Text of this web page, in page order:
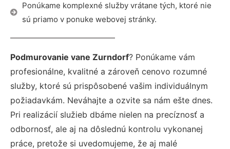
Ponúkame komplexné služby vrátane tých, ktoré nie
sú priamo v ponuke webovej stránky.
Podmurovanie vane Zurndorf? Ponúkame vám
profesionálne, kvalitné a zároveň cenovo rozumné
služby, ktoré sú prispôsobené vašim individuálnym
požiadavkám. Neváhajte a ozvite sa nám ešte dnes.
Pri realizácií služieb dbáme nielen na precíznosť a
odbornosť, ale aj na dôslednú kontrolu vykonanej
práce, pretože si uvedomujeme, že aj malé